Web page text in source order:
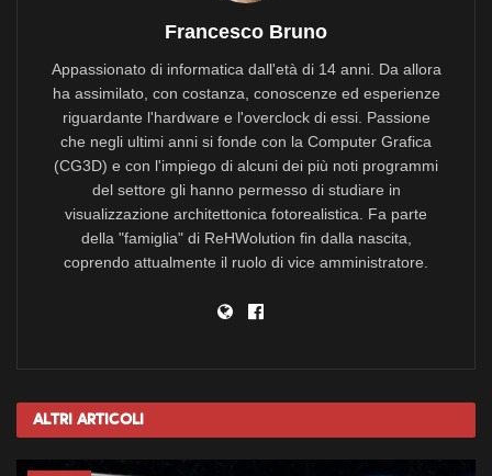
Francesco Bruno
Appassionato di informatica dall'età di 14 anni. Da allora
ha assimilato, con costanza, conoscenze ed esperienze
riguardante l'hardware e l'overclock di essi. Passione
che negli ultimi anni si fonde con la Computer Grafica
(CG3D) e con l'impiego di alcuni dei più noti programmi
del settore gli hanno permesso di studiare in
visualizzazione architettonica fotorealistica. Fa parte
della "famiglia" di ReHWolution fin dalla nascita,
coprendo attualmente il ruolo di vice amministratore.
Altri Articoli